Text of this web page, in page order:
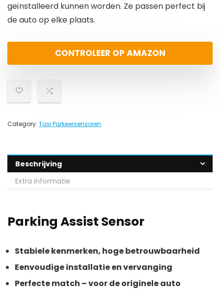
geïnstalleerd kunnen worden. Ze passen perfect bij
de auto op elke plaats.
CONTROLEER OP AMAZON
Category: Taxi Parkeersensoren
Beschrijving
Extra informatie
Parking Assist Sensor
Stabiele kenmerken, hoge betrouwbaarheid
Eenvoudige installatie en vervanging
Perfecte match – voor de originele auto